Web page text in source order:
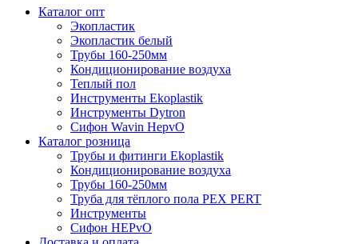
Каталог опт
Экопластик
Экопластик белый
Трубы 160-250мм
Кондиционирование воздуха
Теплый пол
Инструменты Ekoplastik
Инструменты Dytron
Сифон Wavin HepvO
Каталог розница
Трубы и фитинги Ekoplastik
Кондиционирование воздуха
Трубы 160-250мм
Труба для тёплого пола PEX PERT
Инструменты
Сифон HEPvO